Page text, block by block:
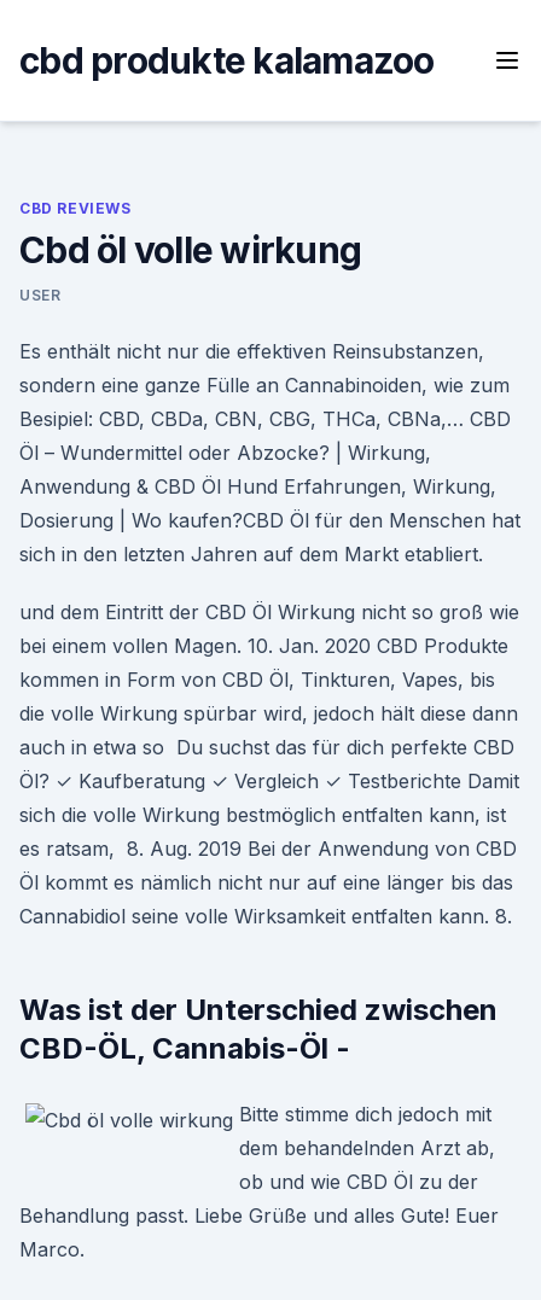
content
cbd produkte kalamazoo
CBD REVIEWS
Cbd öl volle wirkung
USER
Es enthält nicht nur die effektiven Reinsubstanzen,
sondern eine ganze Fülle an Cannabinoiden, wie zum
Besipiel: CBD, CBDa, CBN, CBG, THCa, CBNa,… CBD
Öl – Wundermittel oder Abzocke? | Wirkung,
Anwendung & CBD Öl Hund Erfahrungen, Wirkung,
Dosierung | Wo kaufen?CBD Öl für den Menschen hat
sich in den letzten Jahren auf dem Markt etabliert.
und dem Eintritt der CBD Öl Wirkung nicht so groß wie
bei einem vollen Magen. 10. Jan. 2020 CBD Produkte
kommen in Form von CBD Öl, Tinkturen, Vapes, bis
die volle Wirkung spürbar wird, jedoch hält diese dann
auch in etwa so Du suchst das für dich perfekte CBD
Öl? ✓ Kaufberatung ✓ Vergleich ✓ Testberichte Damit
sich die volle Wirkung bestmöglich entfalten kann, ist
es ratsam, 8. Aug. 2019 Bei der Anwendung von CBD
Öl kommt es nämlich nicht nur auf eine länger bis das
Cannabidiol seine volle Wirksamkeit entfalten kann. 8.
Was ist der Unterschied zwischen
CBD-ÖL, Cannabis-Öl -
Bitte stimme dich jedoch mit
dem behandelnden Arzt ab,
ob und wie CBD Öl zu der
Behandlung passt. Liebe Grüße und alles Gute! Euer
Marco.